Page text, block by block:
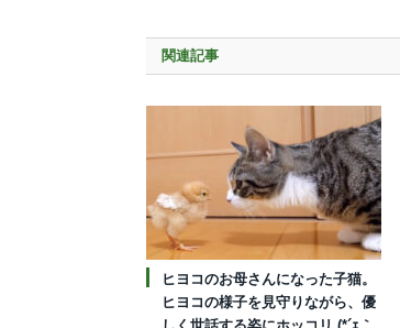
関連記事
ヒヨコのお母さんになった子猫。
ヒヨコの様子を見守りながら、優